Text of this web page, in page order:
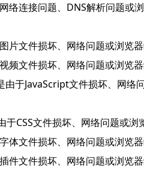
络连接问题、DNS解析问题或
片文件损坏、网络问题或浏览
频文件损坏、网络问题或浏览
由于JavaScript文件损坏、网
于CSS文件损坏、网络问题或
体文件损坏、网络问题或浏览
件文件损坏、网络问题或浏览